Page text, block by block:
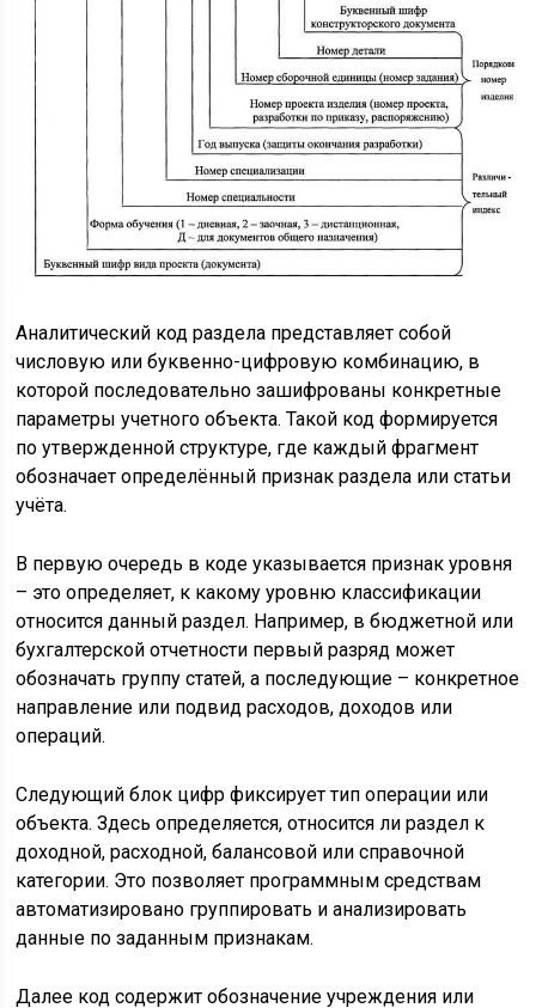
Аналитический код раздела представляет собой
числовую или буквенно-цифровую комбинацию, в
которой последовательно зашифрованы конкретные
параметры учетного объекта. Такой код формируется
по утвержденной структуре, где каждый фрагмент
обозначает определённый признак раздела или статьи
учёта.
В первую очередь в коде указывается признак уровня
– это определяет, к какому уровню классификации
относится данный раздел. Например, в бюджетной или
бухгалтерской отчетности первый разряд может
обозначать группу статей, а последующие – конкретное
направление или подвид расходов, доходов или
операций.
Следующий блок цифр фиксирует тип операции или
объекта. Здесь определяется, относится ли раздел к
доходной, расходной, балансовой или справочной
категории. Это позволяет программным средствам
автоматизировано группировать и анализировать
данные по заданным признакам.
Далее код содержит обозначение учреждения или